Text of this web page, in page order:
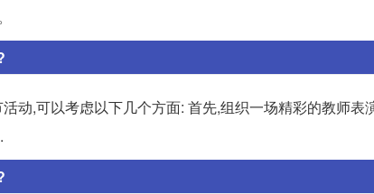
动,可以考虑以下几个方面: 首先,组织一场精彩的教师